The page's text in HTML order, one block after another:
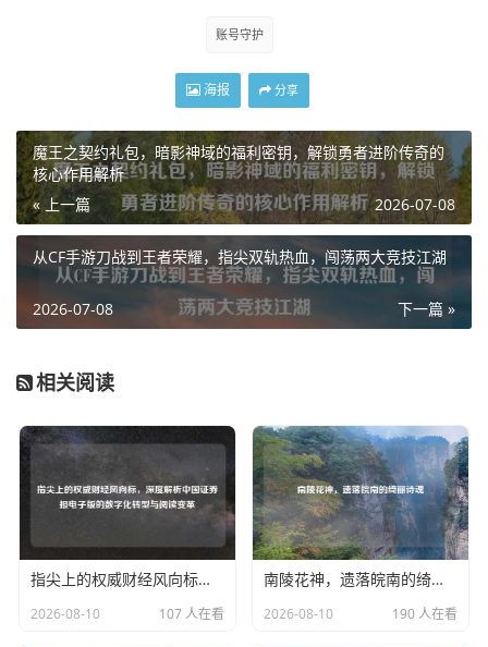
账号守护
海报 分享
魔王之契约礼包，暗影神域的福利密钥，解锁勇者进阶传奇的
核心作用解析
« 上一篇
2026-07-08
从CF手游刀战到王者荣耀，指尖双轨热血，闯荡两大竞技江湖
下一篇 »
2026-07-08
相关阅读
指尖上的权威财经风向标，深度解析中国证券报电子版的数字化转型与阅读变革
2026-08-10 107 人在看
南陵花神，遗落皖南的绮丽诗魂
2026-08-10 190 人在看